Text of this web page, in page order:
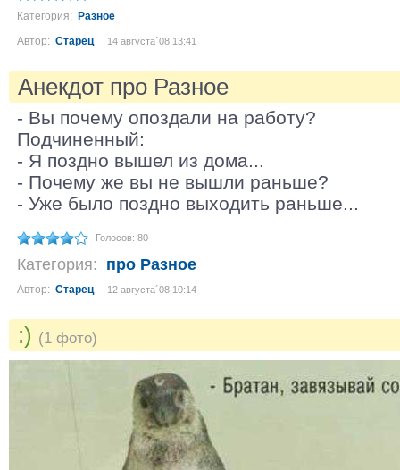
Категория: Разное
Автор: Старец 14 августа´08 13:41
Анекдот про Разное
- Вы почему опоздали на работу?
Подчиненный:
- Я поздно вышел из дома...
- Почему же вы не вышли раньше?
- Уже было поздно выходить раньше...
Голосов: 80
Категория: про Разное
Автор: Старец 12 августа´08 10:14
:) (1 фото)